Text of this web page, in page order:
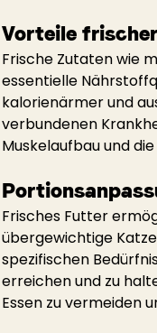
Vorteile
Frische Zutaten wie
essentielle
kalorienärmer und
verbundenen
Muskelaufbau und
Frisches Futter
übergewichtige
spezifischen
erreichen und zu
Essen zu vermeiden